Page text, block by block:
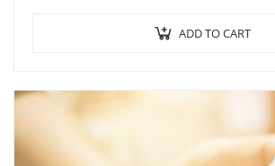
1.1. Selección de proveedores: criterios
1.3. Identificación de documentos
1.4. Confección…
ADD TO CART